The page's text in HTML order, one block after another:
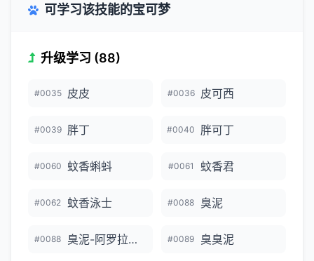
可学习该技能的宝可梦
升级学习 (88)
#0035 皮皮 #0036 皮可西
#0039 胖丁 #0040 胖可丁
#0060 蚊香蝌蚪 #0061 蚊香君
#0062 蚊香泳士 #0088 臭泥
#0088 臭泥-阿罗拉的样子 #0089 臭臭泥